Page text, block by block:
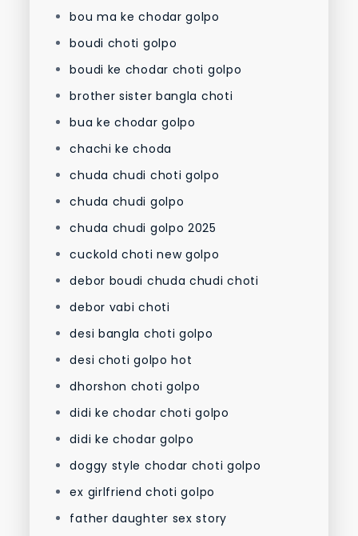
bou ma ke chodar golpo
boudi choti golpo
boudi ke chodar choti golpo
brother sister bangla choti
bua ke chodar golpo
chachi ke choda
chuda chudi choti golpo
chuda chudi golpo
chuda chudi golpo 2025
cuckold choti new golpo
debor boudi chuda chudi choti
debor vabi choti
desi bangla choti golpo
desi choti golpo hot
dhorshon choti golpo
didi ke chodar choti golpo
didi ke chodar golpo
doggy style chodar choti golpo
ex girlfriend choti golpo
father daughter sex story